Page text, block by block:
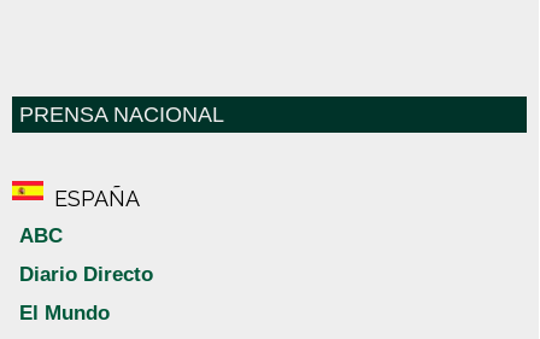
PRENSA NACIONAL
ESPAÑA
ABC
Diario Directo
El Mundo